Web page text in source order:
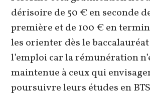
dérisoire de 50 € en seconde
première et de 100 € en
les orienter dès le
l’emploi car la rémunération
maintenue à ceux qui
poursuivre leurs études en